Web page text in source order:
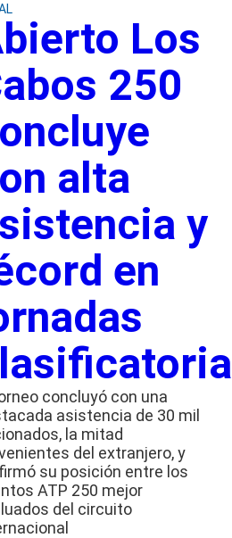
Los
250
alta
y
en
concluyó con una
asistencia de 30 mil
la mitad
del extranjero, y
su posición entre los
ATP 250 mejor
del circuito